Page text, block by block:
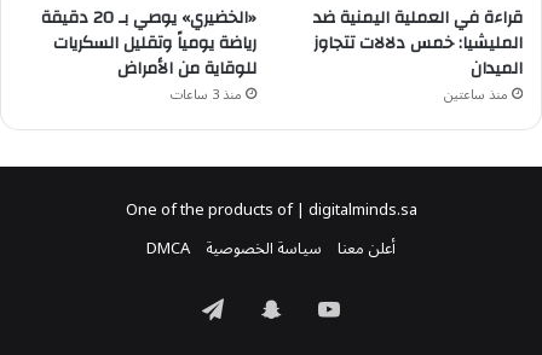
قراءة في العملية اليمنية ضد
المليشيا: خمس دلالات تتجاوز
الميدان
منذ ساعتين
«الخضيري» يوصي بـ 20 دقيقة
رياضة يومياً وتقليل السكريات
للوقاية من الأمراض
منذ 3 ساعات
One of the products of | digitalminds.sa
أعلن معنا سياسة الخصوصية DMCA
‫YouTubeسنابتيلقرام